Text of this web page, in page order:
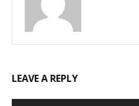
LEAVE A REPLY